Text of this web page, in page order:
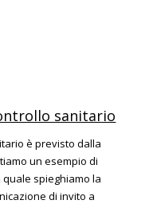
sanitario
è previsto dalla
un esempio di
spieghiamo la
di invito a